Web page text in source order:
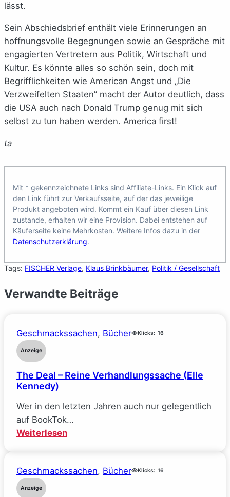
lässt.
Sein Abschiedsbrief enthält viele Erinnerungen an
hoffnungsvolle Begegnungen sowie an Gespräche mit
engagierten Vertretern aus Politik, Wirtschaft und
Kultur. Es könnte alles so schön sein, doch mit
Begrifflichkeiten wie American Angst und „Die
Verzweifelten Staaten” macht der Autor deutlich, dass
die USA auch nach Donald Trump genug mit sich
selbst zu tun haben werden. America first!
ta
Mit * gekennzeichnete Links sind Affiliate-Links. Ein Klick auf
den Link führt zur Verkaufsseite, auf der das jeweilige
Produkt angeboten wird. Kommt ein Kauf über diesen Link
zustande, erhalten wir eine Provision. Dabei entstehen auf
Käuferseite keine Mehrkosten. Weitere Infos dazu in der
Datenschutzerklärung.
Tags: FISCHER Verlage, Klaus Brinkbäumer, Politik / Gesellschaft
Verwandte Beiträge
Geschmackssachen, Bücher Klicks: 16
Anzeige
The Deal – Reine Verhandlungssache (Elle
Kennedy)
Wer in den letzten Jahren auch nur gelegentlich
auf BookTok…
Weiterlesen:
–
Geschmackssachen, Bücher Klicks: 16
Anzeige